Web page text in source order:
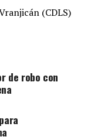
(CDLS)
de robo con